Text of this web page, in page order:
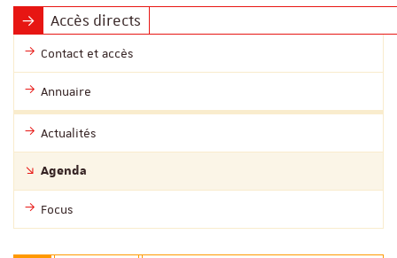
Accès directs
Contact et accès
Annuaire
Actualités
Agenda
Focus